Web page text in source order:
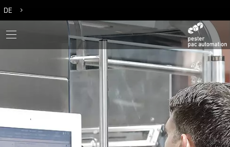
DE